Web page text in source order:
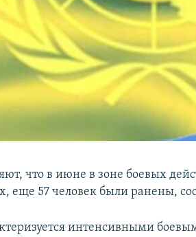
что в июне в зоне боевых
еще 57 человек были ранены,
интенсивными